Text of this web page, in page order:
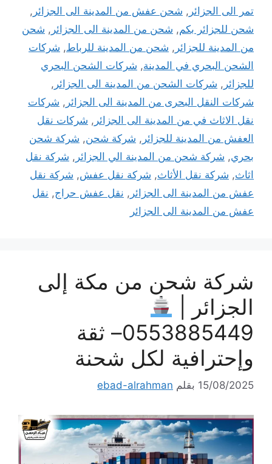
تمر الى الجزائر , شحن عفش من المدينة الى الجزائر ,
شحن للجزائر بكم, شحن من المدينة الى الجزائر , شحن
من المدينة للجزائر , شحن من المدينة للرباط, شركات
الشحن البحري في المدينة, شركات الشحن البحري
للجزائر , شركات الشحن من المدينة الى الجزائر ,
شركات النقل البحرى من المدينة الى الجزائر , شركات
نقل الاثاث في من المدينة الى الجزائر , شركات نقل
العفش من المدينة للجزائر , شركة شحن, شركة شحن
بحري, شركة شحن من المدينة الي الجزائر , شركة نقل
اثاث, شركة نقل الأثاث, شركة نقل عفش, شركة نقل
عفش من المدينة الى الجزائر , نقل عفش حراج, نقل
عفش من المدينة الى الجزائر
شركة شحن من مكة إلى
الجزائر |
0553885449– ثقة
وإحترافية لكل شحنة
15/08/2025 بقلم ebad-alrahman